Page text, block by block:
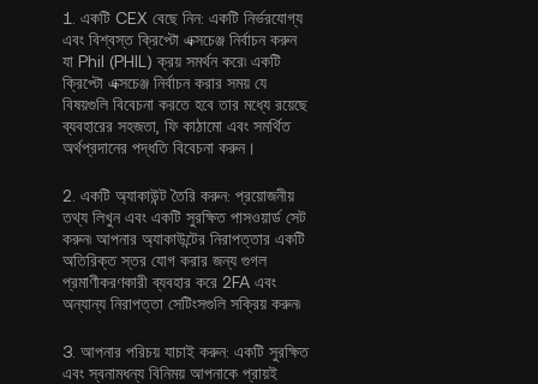
1. একটি CEX বেছে নিন: একটি নির্ভরযোগ্য
এবং বিশ্বস্ত ক্রিপ্টো এক্সচেঞ্জ নির্বাচন করুন
যা Phil (PHIL) ক্রয় সমর্থন করে৷ একটি
ক্রিপ্টো এক্সচেঞ্জ নির্বাচন করার সময় যে
বিষয়গুলি বিবেচনা করতে হবে তার মধ্যে রয়েছে
ব্যবহারের সহজতা, ফি কাঠামো এবং সমর্থিত
অর্থপ্রদানের পদ্ধতি বিবেচনা করুন।
2. একটি অ্যাকাউন্ট তৈরি করুন: প্রয়োজনীয়
তথ্য লিখুন এবং একটি সুরক্ষিত পাসওয়ার্ড সেট
করুন৷ আপনার অ্যাকাউন্টের নিরাপত্তার একটি
অতিরিক্ত স্তর যোগ করার জন্য গুগল
প্রমাণীকরণকারী ব্যবহার করে 2FA এবং
অন্যান্য নিরাপত্তা সেটিংসগুলি সক্রিয় করুন৷
3. আপনার পরিচয় যাচাই করুন: একটি সুরক্ষিত
এবং স্বনামধন্য বিনিময় আপনাকে প্রায়ই